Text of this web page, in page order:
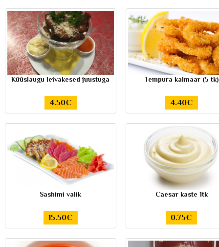
Küüslaugu leivakesed juustuga
4.50€
Tempura kalmaar (5 tk)
4.40€
Sashimi valik
15.50€
Caesar kaste 1tk
0.75€